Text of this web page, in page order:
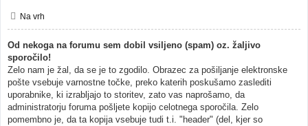
Na vrh
Od nekoga na forumu sem dobil vsiljeno (spam) oz. žaljivo
sporočilo!
Zelo nam je žal, da se je to zgodilo. Obrazec za pošiljanje elektronske
pošte vsebuje varnostne točke, preko katerih poskušamo zaslediti
uporabnike, ki izrabljajo to storitev, zato vas naprošamo, da
administratorju foruma pošljete kopijo celotnega sporočila. Zelo
pomembno je, da ta kopija vsebuje tudi t.i. "header" (del, kjer so